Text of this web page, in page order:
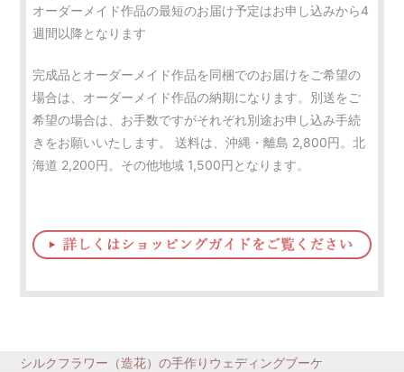
オーダーメイド作品の最短のお届け予定はお申し込みから4
週間以降となります
完成品とオーダーメイド作品を同梱でのお届けをご希望の
場合は、オーダーメイド作品の納期になります。別送をご
希望の場合は、お手数ですがそれぞれ別途お申し込み手続
きをお願いいたします。 送料は、沖縄・離島 2,800円。北
海道 2,200円。その他地域 1,500円となります。
シルクフラワー（造花）の手作りウェディングブーケ